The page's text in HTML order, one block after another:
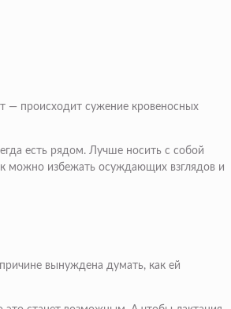
— происходит сужение кровеносных
есть рядом. Лучше носить с собой
можно избежать осуждающих взглядов и
вынуждена думать, как ей